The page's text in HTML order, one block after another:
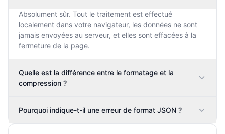
Absolument sûr. Tout le traitement est effectué
localement dans votre navigateur, les données ne sont
jamais envoyées au serveur, et elles sont effacées à la
fermeture de la page.
Quelle est la différence entre le formatage et la
compression ?
Pourquoi indique-t-il une erreur de format JSON ?